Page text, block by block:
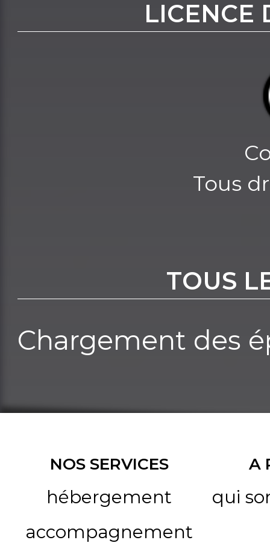
LICENCE
Tous
TOUS
Chargement des
NOS SERVICES
hébergement
accompagnement
A
qui